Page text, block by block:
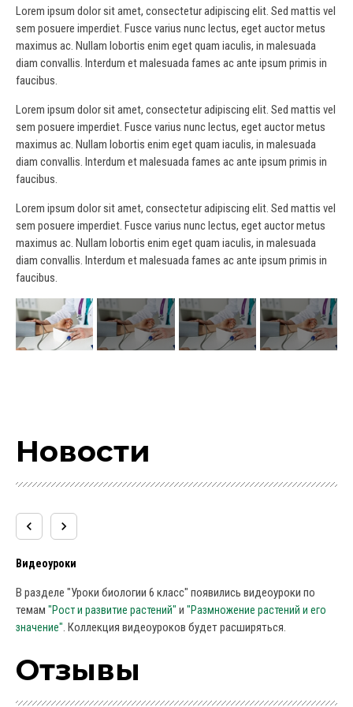
Lorem ipsum dolor sit amet, consectetur adipiscing elit. Sed mattis vel
sem posuere imperdiet. Fusce varius nunc lectus, eget auctor metus
maximus ac. Nullam lobortis enim eget quam iaculis, in malesuada
diam convallis. Interdum et malesuada fames ac ante ipsum primis in
faucibus.
Lorem ipsum dolor sit amet, consectetur adipiscing elit. Sed mattis vel
sem posuere imperdiet. Fusce varius nunc lectus, eget auctor metus
maximus ac. Nullam lobortis enim eget quam iaculis, in malesuada
diam convallis. Interdum et malesuada fames ac ante ipsum primis in
faucibus.
Lorem ipsum dolor sit amet, consectetur adipiscing elit. Sed mattis vel
sem posuere imperdiet. Fusce varius nunc lectus, eget auctor metus
maximus ac. Nullam lobortis enim eget quam iaculis, in malesuada
diam convallis. Interdum et malesuada fames ac ante ipsum primis in
faucibus.
Новости
Видеоуроки
темам"Рост и развитие растений"и"Размножение растений и его
Видеоуроки
В разделе "Уроки биологии 6 класс" появились видеоуроки по
темам "Рост и развитие растений" и "Размножение растений и его
значение". Коллекция видеоуроков будет расширяться.
Видеоуроки
keyboard_arrow_left keyboard_arrow_right
Отзывы